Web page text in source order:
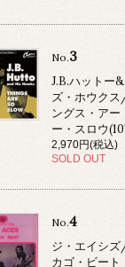
No.3
J.B.ハットー
ズ・ホウク
ングス・アー
ー・スロウ
2,970円(税込)
SOLD OUT
No.4
ジ・エイシ
カゴ・ビート